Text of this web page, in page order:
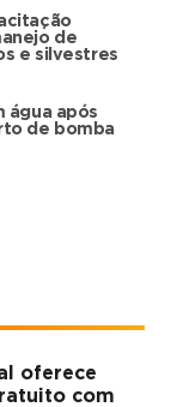
de
e silvestres
água após
de bomba
oferece
com